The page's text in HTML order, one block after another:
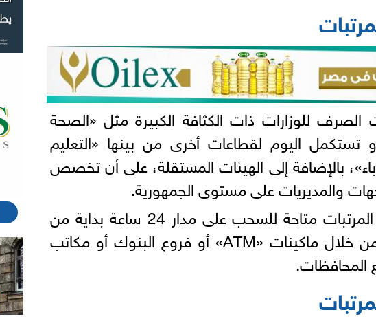
للوزارات ذات الكثافة الكبيرة مثل «الصحة
تستكمل اليوم لقطاعات أخرى من بينها «التعليم
بالإضافة إلى الهيئات المستقلة، على أن تخصص
والمديريات على مستوى الجمهورية.
وأوضحت المالية أن المرتبات متاحة للسحب على مدار 24 ساعة بداية من
يوم الصرف، سواء من خلال ماكينات «ATM» أو فروع البنوك أو مكاتب
المحافظات.